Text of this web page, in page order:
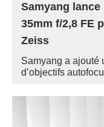
Samyang
35mm f/2,8 FE
Zeiss
Samyang a ajouté
d’objectifs